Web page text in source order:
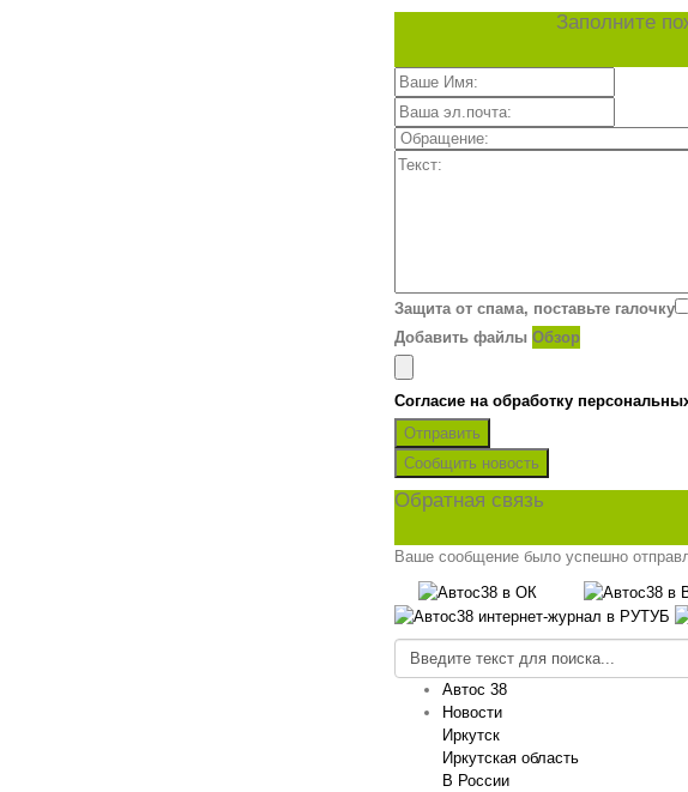
Заполните
Защита от спама, поставьте галочку
Добавить файлы Обзор
Согласие на обработку
Отправить
Сообщить новость
Обратная связь
Ваше сообщение было успешно
Автос 38
Новости
Иркутск
Иркутская область
В России